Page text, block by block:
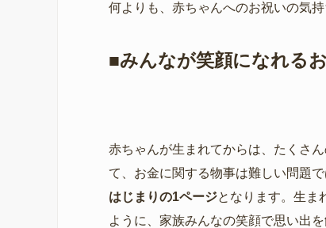
何よりも、赤ちゃんへのお祝いの気持
■みんなが笑顔になれる
赤ちゃんが生まれてからは、たくさ
て、お金に関する物事は難しい問題
はじまりの1ページとなります。生ま
ように、家族みんなの笑顔で思い出を